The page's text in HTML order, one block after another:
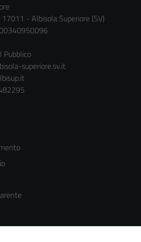
- Albisola Superiore (SV)
Pubblico
superiore.sv.it
Tecnici